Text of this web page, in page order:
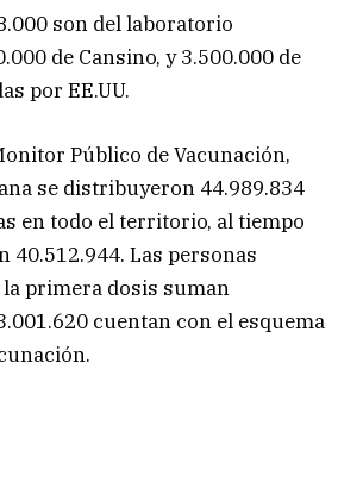
son del laboratorio
de Cansino, y 3.500.000 de
por EE.UU.
Público de Vacunación,
se distribuyeron 44.989.834
en todo el territorio, al tiempo
40.512.944. Las personas
primera dosis suman
cuentan con el esquema